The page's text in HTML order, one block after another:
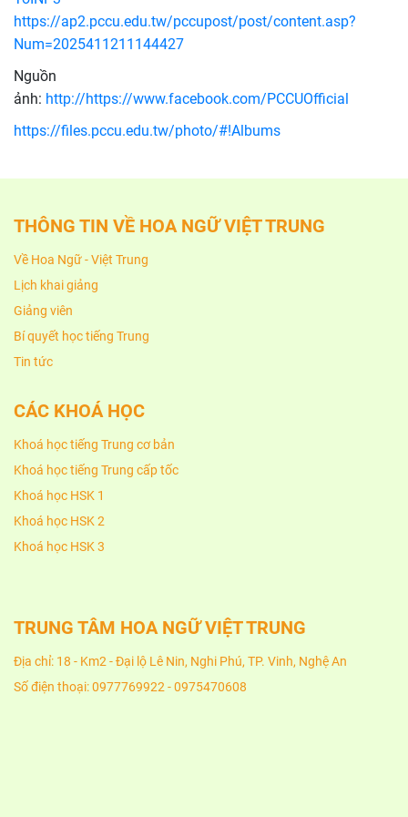
https://ap2.pccu.edu.tw/pccupost/post/content.asp?
Num=2025411211144427
Nguồn
ảnh: http://https://www.facebook.com/PCCUOfficial
https://files.pccu.edu.tw/photo/#!Albums
THÔNG TIN VỀ HOA NGỮ VIỆT TRUNG
Về Hoa Ngữ - Việt Trung
Lịch khai giảng
Giảng viên
Bí quyết học tiếng Trung
Tin tức
CÁC KHOÁ HỌC
Khoá học tiếng Trung cơ bản
Khoá học tiếng Trung cấp tốc
Khoá học HSK 1
Khoá học HSK 2
Khoá học HSK 3
TRUNG TÂM HOA NGỮ VIỆT TRUNG
Địa chỉ: 18 - Km2 - Đại lộ Lê Nin, Nghi Phú, TP. Vinh, Nghệ An
Số điện thoại: 0977769922 - 0975470608